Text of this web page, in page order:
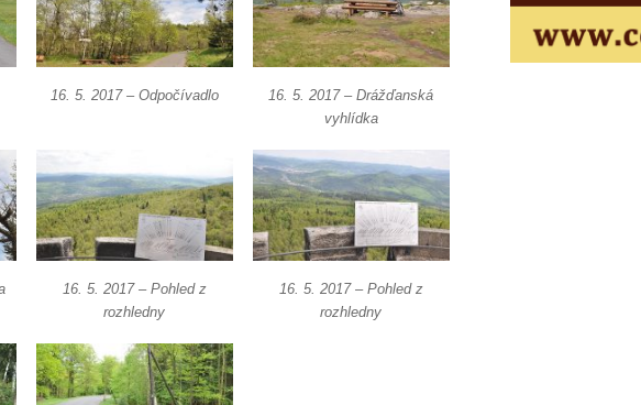
16. 5. 2017 – Odpočívadlo
16. 5. 2017 – Drážďanská
vyhlídka
16. 5. 2017 – Pohled z
rozhledny
16. 5. 2017 – Pohled z
rozhledny